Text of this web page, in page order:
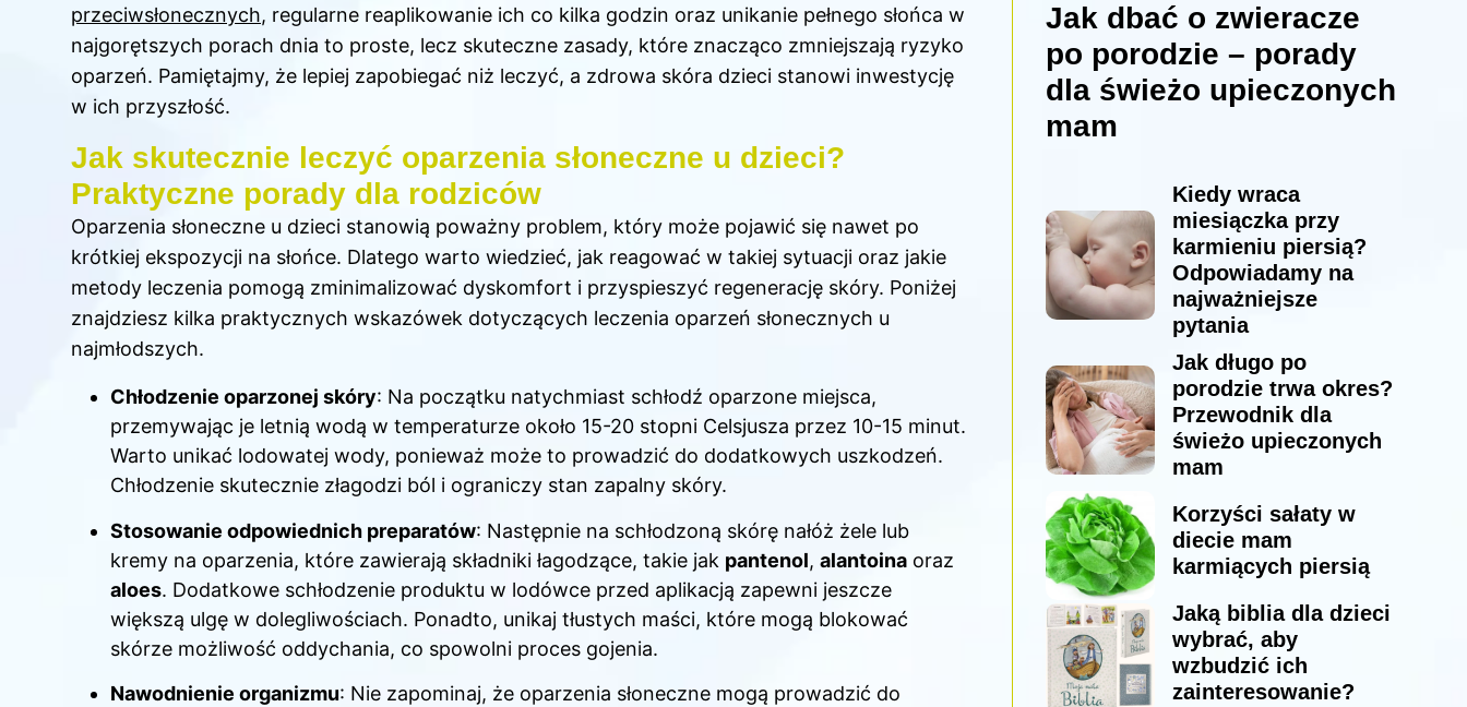
przeciwsłonecznych, regularne reaplikowanie ich co kilka godzin oraz unikanie pełnego słońca w
najgorętszych porach dnia to proste, lecz skuteczne zasady, które znacząco zmniejszają ryzyko
oparzeń. Pamiętajmy, że lepiej zapobiegać niż leczyć, a zdrowa skóra dzieci stanowi inwestycję
w ich przyszłość.
Jak skutecznie leczyć oparzenia słoneczne u dzieci?
Praktyczne porady dla rodziców
Oparzenia słoneczne u dzieci stanowią poważny problem, który może pojawić się nawet po
krótkiej ekspozycji na słońce. Dlatego warto wiedzieć, jak reagować w takiej sytuacji oraz jakie
metody leczenia pomogą zminimalizować dyskomfort i przyspieszyć regenerację skóry. Poniżej
znajdziesz kilka praktycznych wskazówek dotyczących leczenia oparzeń słonecznych u
najmłodszych.
Chłodzenie oparzonej skóry: Na początku natychmiast schłodź oparzone miejsca,
przemywając je letnią wodą w temperaturze około 15-20 stopni Celsjusza przez 10-15 minut.
Warto unikać lodowatej wody, ponieważ może to prowadzić do dodatkowych uszkodzeń.
Chłodzenie skutecznie złagodzi ból i ograniczy stan zapalny skóry.
Stosowanie odpowiednich preparatów: Następnie na schłodzoną skórę nałóż żele lub
kremy na oparzenia, które zawierają składniki łagodzące, takie jak pantenol, alantoina oraz
aloes. Dodatkowe schłodzenie produktu w lodówce przed aplikacją zapewni jeszcze
większą ulgę w dolegliwościach. Ponadto, unikaj tłustych maści, które mogą blokować
skórze możliwość oddychania, co spowolni proces gojenia.
Nawodnienie organizmu: Nie zapominaj, że oparzenia słoneczne mogą prowadzić do
Jak dbać o zwieracze
po porodzie – porady
dla świeżo upieczonych
mam
Kiedy wraca
miesiączka przy
karmieniu piersią?
Odpowiadamy na
najważniejsze
pytania
Jak długo po
porodzie trwa okres?
Przewodnik dla
świeżo upieczonych
mam
Korzyści sałaty w
diecie mam
karmiących piersią
Jaką biblia dla dzieci
wybrać, aby
wzbudzić ich
zainteresowanie?